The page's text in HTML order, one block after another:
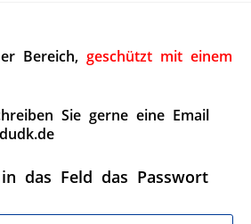
Bereich, geschützt mit einem
Sie gerne eine Email
das Feld das Passwort